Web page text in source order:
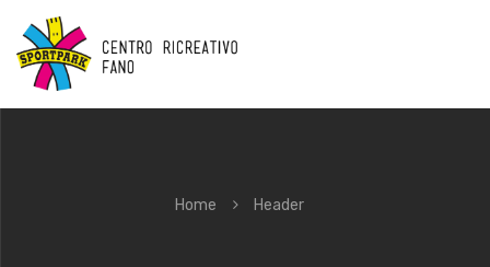
Home Header